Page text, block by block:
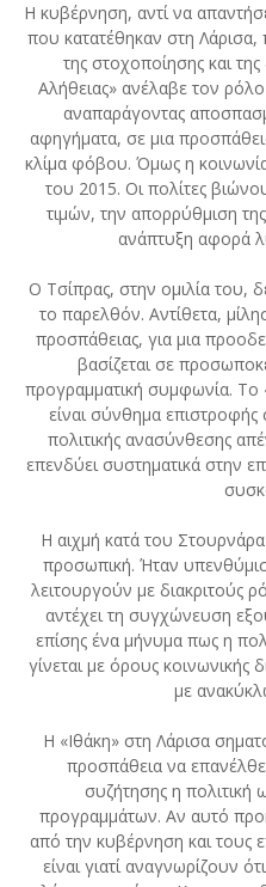
Η κυβέρνηση, αντί να
που κατατέθηκαν στη
της στοχοποίησης και
Αλήθειας» ανέλαβε τον
αναπαράγοντας
αφηγήματα, σε μια
κλίμα φόβου. Όμως η
του 2015. Οι πολίτες
τιμών, την απορρύθμιση
ανάπτυξη αφορά
Ο Τσίπρας, στην ομιλία του,
το παρελθόν. Αντίθετα,
προσπάθειας, για μια
βασίζεται σε
προγραμματική συμφωνία. Το
είναι σύνθημα επιστροφής
πολιτικής ανασύνθεσης
επενδύει συστηματικά στην
Η αιχμή κατά του
προσωπική. Ήταν
λειτουργούν με διακριτούς
αντέχει τη συγχώνευση
επίσης ένα μήνυμα πως η
γίνεται με όρους κοινωνικής
με
Η «Ιθάκη» στη Λάρισα
προσπάθεια να
συζήτησης η
προγραμμάτων. Αν αυτό
από την κυβέρνηση και τους
είναι γιατί αναγνωρίζουν